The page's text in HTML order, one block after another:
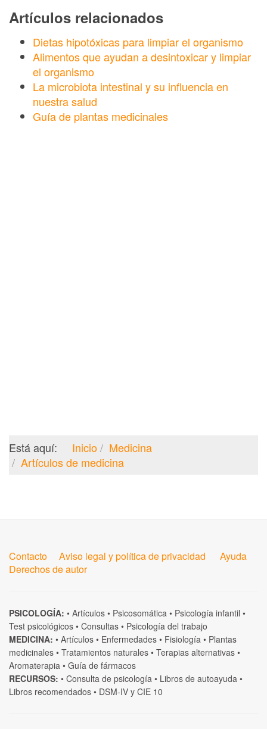
Artículos relacionados
Dietas hipotóxicas para limpiar el organismo
Alimentos que ayudan a desintoxicar y limpiar
el organismo
La microbiota intestinal y su influencia en
nuestra salud
Guía de plantas medicinales
Está aquí: Inicio
Medicina
Artículos de medicina
Contacto Aviso legal y política de privacidad
Ayuda
Derechos de autor
PSICOLOGÍA: • Artículos • Psicosomática • Psicología infantil •
Test psicológicos • Consultas • Psicología del trabajo
MEDICINA: • Artículos • Enfermedades • Fisiología • Plantas
medicinales • Tratamientos naturales • Terapias alternativas •
Aromaterapia • Guía de fármacos
RECURSOS: • Consulta de psicología • Libros de autoayuda •
Libros recomendados • DSM-IV y CIE 10